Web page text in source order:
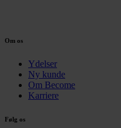
Om os
Ydelser
Ny kunde
Om Become
Karriere
Følg os